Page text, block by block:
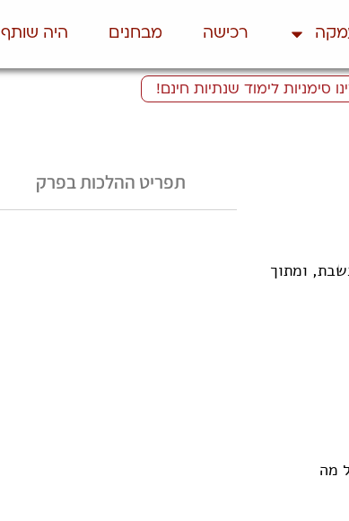
רכישה מבחנים היה שותף
סימניות לימוד שנתיות חינם!
ומתוך
מה
תפריט ההלכות בפרק